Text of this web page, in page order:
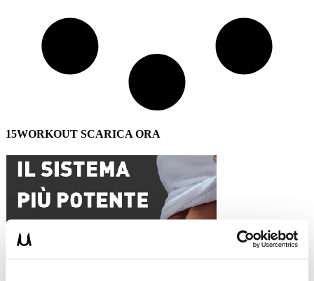
15WORKOUT SCARICA ORA